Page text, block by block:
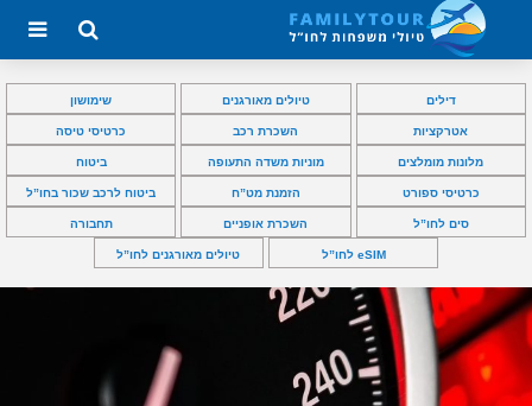
דילים טיולים מאורגנים שימושון
אטרקציות השכרת רכב כרטיסי טיסה
מלונות מומלצים מוניות משדה התעופה ביטוח
כרטיסי ספורט הזמנת מט”ח ביטוח לרכב שכור בחו”ל
סים לחו”ל השכרת אופניים תחבורה
eSIM לחו”ל טיולים מאורגנים לחו”ל